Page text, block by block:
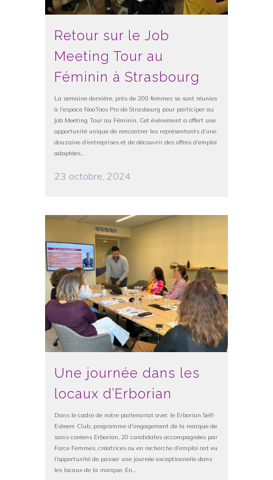
Retour sur le Job
Meeting Tour au
Féminin à Strasbourg
La semaine dernière, près de 200 femmes se sont réunies
à l’espace NooToos Pro de Strasbourg pour participer au
Job Meeting Tour au Féminin. Cet événement a offert une
opportunité unique de rencontrer les représentants d’une
douzaine d’entreprises et de découvrir des offres d’emploi
adaptées...
23 octobre, 2024
Une journée dans les
locaux d’Erborian
Dans le cadre de notre partenariat avec le Erborian Self-
Esteem Club, programme d'engagement de la marque de
soins coréens Erborian, 20 candidates accompagnées par
Force Femmes, créatrices ou en recherche d’emploi ont eu
l’opportunité de passer une journée exceptionnelle dans
les locaux de la marque. En...